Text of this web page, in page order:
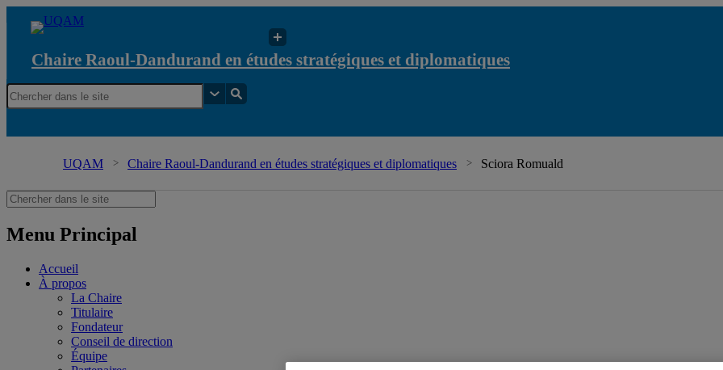
Chaire Raoul-Dandurand en études stratégiques et diplomatiques
UQAM Chaire Raoul-Dandurand en études stratégiques et diplomatiques Sciora Romuald
Menu Principal
Accueil
À propos
La Chaire
Titulaire
Fondateur
Conseil de direction
Équipe